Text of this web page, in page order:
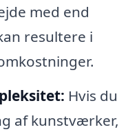
med end
resultere i
Hvis du
af kunstværker,